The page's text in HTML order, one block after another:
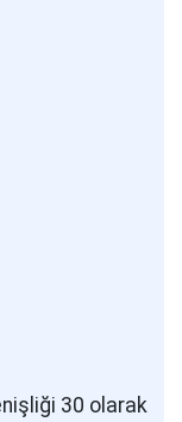
30 olarak